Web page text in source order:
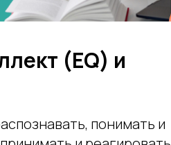
(EQ) и
понимать и